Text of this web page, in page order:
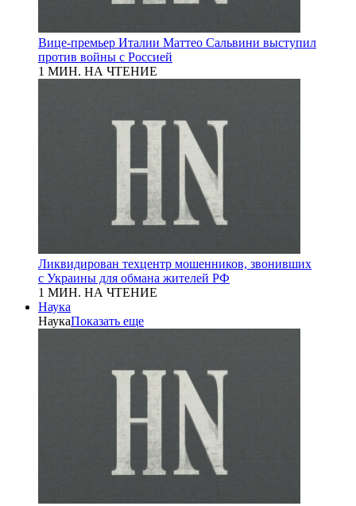
Вице-премьер Италии Маттео Сальвини выступил
против войны с Россией
1 МИН. НА ЧТЕНИЕ
Ликвидирован техцентр мошенников, звонивших
с Украины для обмана жителей РФ
1 МИН. НА ЧТЕНИЕ
Наука
НаукаПоказать еще